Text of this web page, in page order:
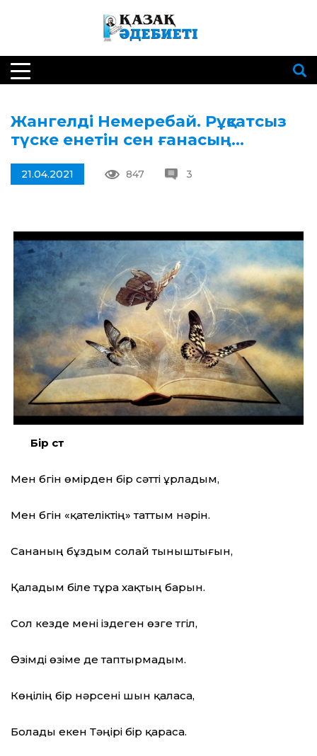
Жангелді Немеребай. Рұқсатсыз
түске енетін сен ғанасың…
21.04.2021 847 3
Бір сәт
Мен бүгін өмірден бір сәтті ұрладым,
Мен бүгін «қателіктің» таттым нәрін.
Сананың бұздым солай тыныштығын,
Қаладым біле тұра хақтың барын.
Сол кезде мені іздеген өзге түгіл,
Өзімді өзіме де таптырмадым.
Көңілің бір нәрсені шын қаласа,
Болады екен Тәңірі бір қараса.